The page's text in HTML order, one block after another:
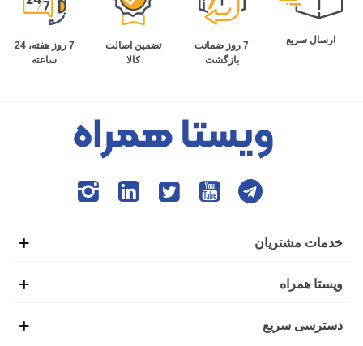
ارسال سریع
7 روز ضمانت
بازگشت
تضمین اصالت
کالا
7 روز هفته، 24
ساعته
خدمات مشتریان
ویستا همراه
دسترسی سریع